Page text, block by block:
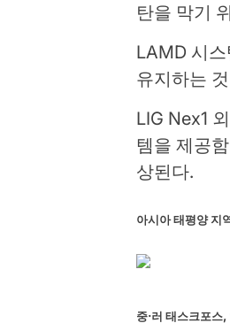
탄을 막기
LAMD 시
유지하는
LIG Nex1
템을 제공
상된다.
아시아 태평양 지
중·러 태스크포스